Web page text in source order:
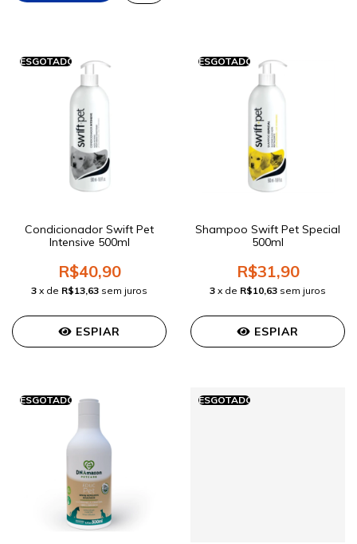
ESGOTADO
Condicionador Swift Pet
Intensive 500ml
R$40,90
3 x de R$13,63 sem juros
ESPIAR
ESGOTADO
Shampoo Swift Pet Special
500ml
R$31,90
3 x de R$10,63 sem juros
ESPIAR
ESGOTADO ESGOTADO